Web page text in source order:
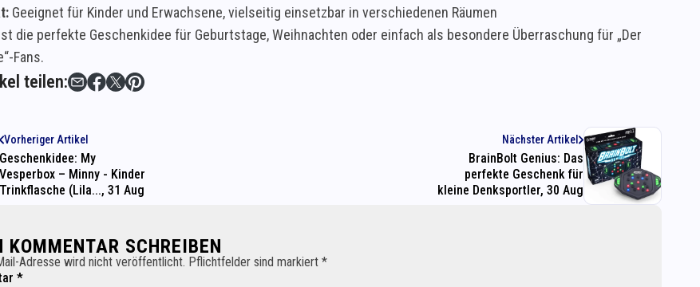
Geeignet für Kinder und Erwachsene, vielseitig einsetzbar in verschiedenen Räumen
die perfekte Geschenkidee für Geburtstage, Weihnachten oder einfach als besondere Überraschung für „Der
Fans.
teilen:
Vorheriger Artikel
Geschenkidee: My
Vesperbox – Minny - Kinder
Trinkflasche (Lila..., 31 Aug
Nächster Artikel
BrainBolt Genius: Das
perfekte Geschenk für
kleine Denksportler, 30 Aug
KOMMENTAR SCHREIBEN
Adresse wird nicht veröffentlicht. Pflichtfelder sind markiert *
*